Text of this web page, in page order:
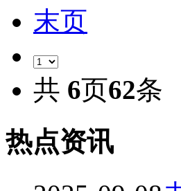
末页
共 6页62条
热点资讯